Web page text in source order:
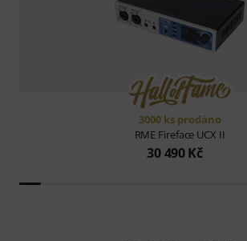
3000 ks prodáno
RME Fireface UCX II
30 490 Kč